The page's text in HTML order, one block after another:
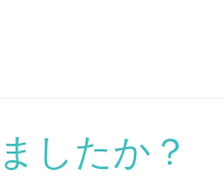
したか？